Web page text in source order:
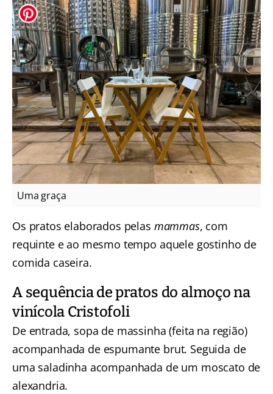
Uma graça
Os pratos elaborados pelas mammas, com
requinte e ao mesmo tempo aquele gostinho de
comida caseira.
A sequência de pratos do almoço na
vinícola Cristofoli
De entrada, sopa de massinha (feita na região)
acompanhada de espumante brut. Seguida de
uma saladinha acompanhada de um moscato de
alexandria.